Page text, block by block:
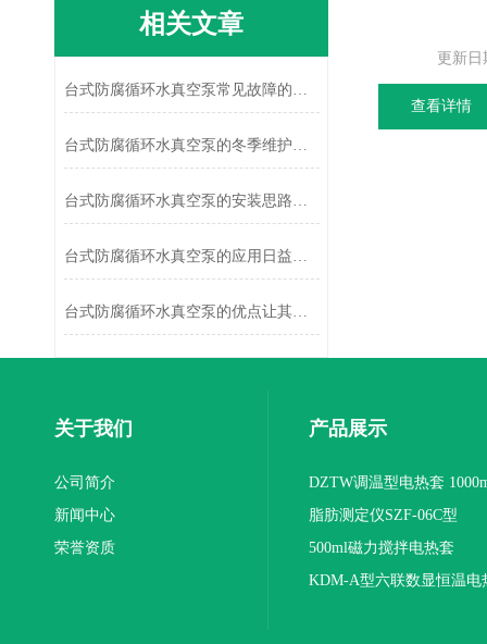
相关文章
台式防腐循环水真空泵常见故障的消除
台式防腐循环水真空泵的冬季维护说明
台式防腐循环水真空泵的安装思路解析
台式防腐循环水真空泵的应用日益增多
台式防腐循环水真空泵的优点让其更加受欢迎
更新日
查看详情
关于我们
公司简介
新闻中心
荣誉资质
产品展示
DZTW调温型电热套
联
脂肪测定仪SZF-06C型
500ml磁力搅拌电热套
KDM-A型六联数显恒温电